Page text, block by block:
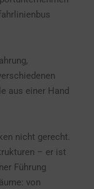
aus einer Hand
nicht gerecht.
– er ist
Führung
von